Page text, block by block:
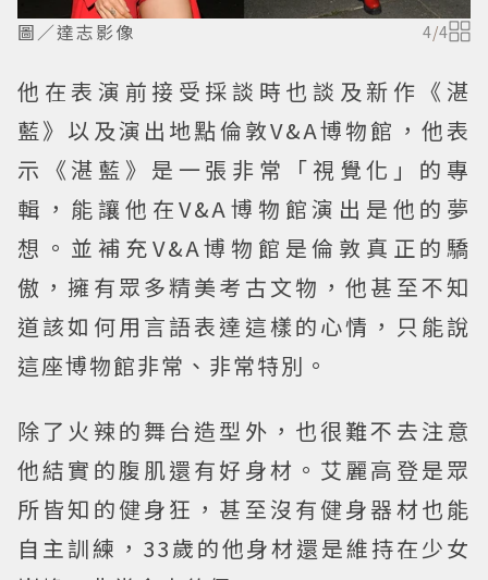
圖／達志影像 4/4
他在表演前接受採談時也談及新作《湛
藍》以及演出地點倫敦V&A博物館，他表
示《湛藍》是一張非常「視覺化」的專
輯，能讓他在V&A博物館演出是他的夢
想。並補充V&A博物館是倫敦真正的驕
傲，擁有眾多精美考古文物，他甚至不知
道該如何用言語表達這樣的心情，只能說
這座博物館非常、非常特別。
除了火辣的舞台造型外，也很難不去注意
他結實的腹肌還有好身材。艾麗高登是眾
所皆知的健身狂，甚至沒有健身器材也能
自主訓練，33歲的他身材還是維持在少女